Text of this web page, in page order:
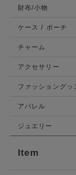
財布/小物
ケース / ポーチ
チャーム
アクセサリー
ファッショングッ
アパレル
ジュエリー
Item